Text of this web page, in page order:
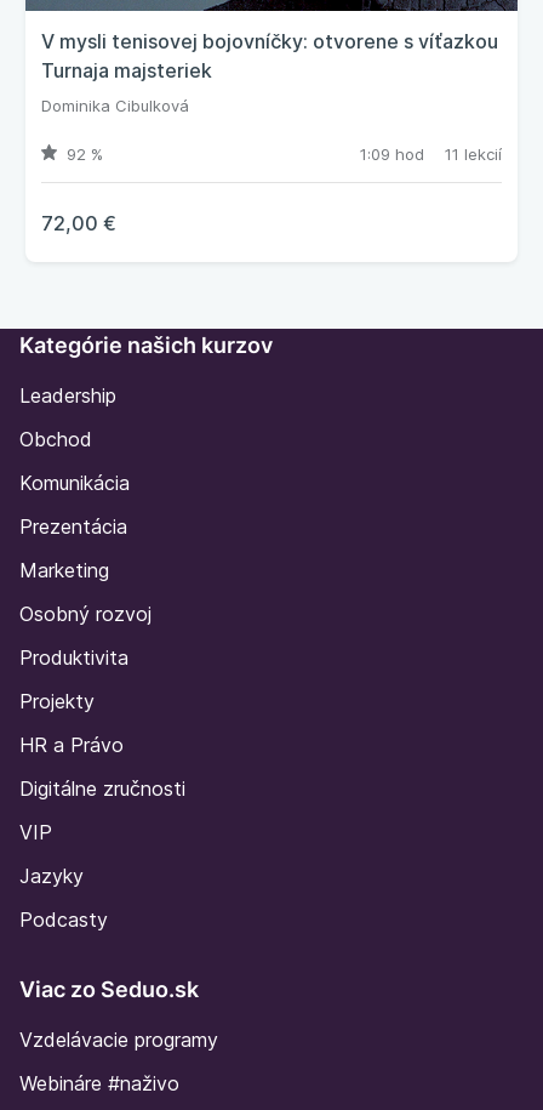
V mysli tenisovej bojovníčky: otvorene s víťazkou
Turnaja majsteriek
Dominika Cibulková
92 % 1:09 hod 11 lekcií
72,00 €
Kategórie našich kurzov
Leadership
Obchod
Komunikácia
Prezentácia
Marketing
Osobný rozvoj
Produktivita
Projekty
HR a Právo
Digitálne zručnosti
VIP
Jazyky
Podcasty
Viac zo Seduo.sk
Vzdelávacie programy
Webináre #naživo